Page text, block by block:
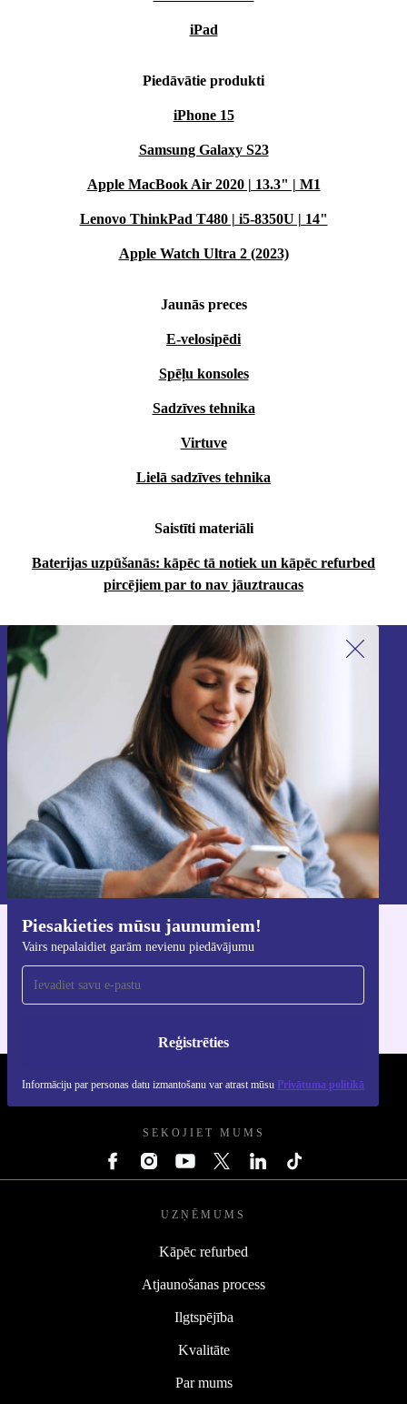
iPad
Piedāvātie produkti
iPhone 15
Samsung Galaxy S23
Apple MacBook Air 2020 | 13.3" | M1
Lenovo ThinkPad T480 | i5-8350U | 14"
Apple Watch Ultra 2 (2023)
Jaunās preces
E-velosipēdi
Spēļu konsoles
Sadzīves tehnika
Virtuve
Lielā sadzīves tehnika
Saistīti materiāli
Baterijas uzpūšanās: kāpēc tā notiek un kāpēc refurbed
pircējiem par to nav jāuztraucas
Piesakieties mūsu jaunumiem!
Vairs nepalaidiet garām nevienu piedāvājumu
Reģistrēties
Informāciju par personas datu izmantošanu var atrast mūsu Privātuma politikā
Piesakieties mūsu jaunumu
saņemšanai!
Nekad vairs nepalaidiet garām nevienu
piedāvājumu.
Reģistrēties
Informāciju par personas datu izmantošanu varat atrast mūsu
Privātuma politikā.
Lejupielādējiet refurbed lietotni
iOS un Android ierīcēm
REFURBED - RETHINK NEW.
SEKOJIET MUMS
UZŅĒMUMS
Kāpēc refurbed
Atjaunošanas process
Ilgtspējība
Kvalitāte
Par mums